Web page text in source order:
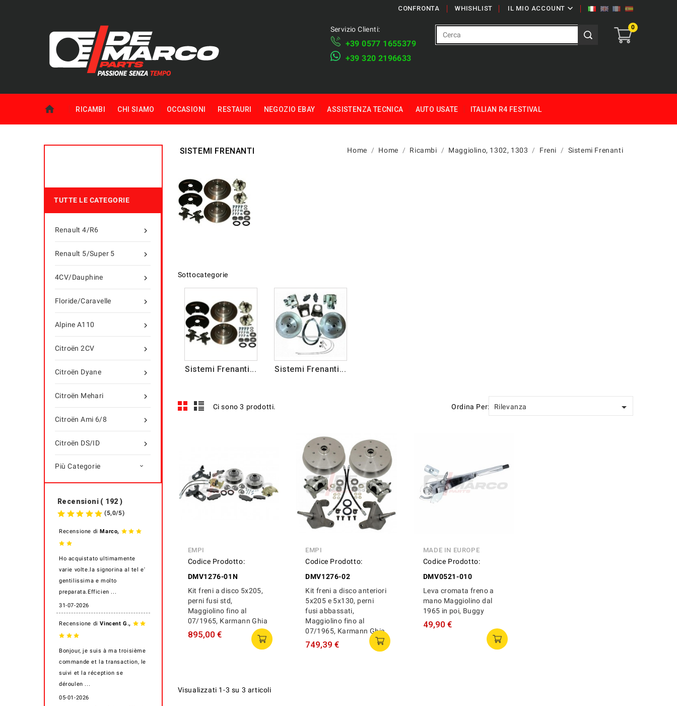
IL MIO ACCOUNT 
WHISHLIST
CONFRONTA
0
Servizio Clienti:
+39 ​​0577 1655379
​+39 320 2196633
RICAMBI CHI SIAMO OCCASIONI RESTAURI NEGOZIO EBAY ASSISTENZA TECNICA AUTO USATE ITALIAN R4 FESTIVAL
TUTTE LE CATEGORIE

Renault 4/R6

Renault 5/Super 5

4CV/Dauphine

Floride/Caravelle

Alpine A110

Citroën 2CV

Citroën Dyane

Citroën Mehari

Citroën Ami 6/8

Citroën DS/ID
Più Categorie 
Recensioni ( 192 )
(5,0/5)
Recensione diMarco,
Ho acquistato ultimamente
varie volte.la signorina al tel e'
gentilissima e molto
preparata.Efficien ...
31-07-2026
Recensione diVincent G.,
Bonjour, je suis à ma troisième
commande et la transaction, le
suivi et la réception se
déroulen ...
05-01-2026
SISTEMI FRENANTI Home Home Ricambi Maggiolino, 1302, 1303 Freni Sistemi Frenanti
Sottocategorie
Sistemi Frenanti... Sistemi Frenanti...
Ci sono 3 prodotti. Ordina Per: Rilevanza 
EMPI
Codice Prodotto:
DMV1276-01N
Kit freni a disco 5x205,
perni fusi std,
Maggiolino fino al
07/1965, Karmann Ghia
895,00 €
EMPI
Codice Prodotto:
DMV1276-02
Kit freni a disco anteriori
5x205 e 5x130, perni
fusi abbassati,
Maggiolino fino al
07/1965, Karmann Ghia
749,39 €
MADE IN EUROPE
Codice Prodotto:
DMV0521-010
Leva cromata freno a
mano Maggiolino dal
1965 in poi, Buggy
49,90 €
Visualizzati 1-3 su 3 articoli